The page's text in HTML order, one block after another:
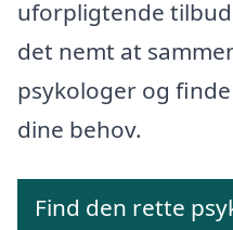
uforpligtende
det nemt at
psykologer og
dine behov.
Find den rette